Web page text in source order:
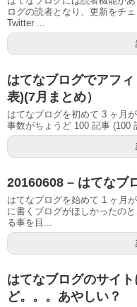
ログの読者となり、更新をチ
Twitter ...
はてなブログでアフ
表)(7月まとめ）
はてなブログを初めて 3 ヶ月
事数がちょうど 100 記事 (100
20160608 – はてなブ
はてなブログを始めて 1 ヶ月
に書くブログがほしかったの
る事を目...
はてなブログのサイ
ど。。。あやしい？